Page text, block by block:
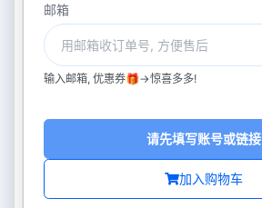
邮箱
输入邮箱, 优惠券🎁->惊喜多多!
加入购物车
请先填写账号或链接